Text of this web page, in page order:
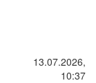
13.07.2026,
10:37